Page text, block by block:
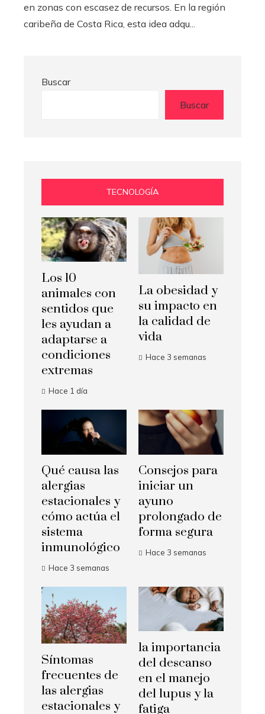
en zonas con escasez de recursos. En la región
caribeña de Costa Rica, esta idea adqu...
Buscar
Buscar
TECNOLOGÍA
Los 10
animales con
sentidos que
les ayudan a
adaptarse a
condiciones
extremas
Hace 1 día
La obesidad y
su impacto en
la calidad de
vida
Hace 3 semanas
Qué causa las
alergias
estacionales y
cómo actúa el
sistema
inmunológico
Hace 3 semanas
Consejos para
iniciar un
ayuno
prolongado de
forma segura
Hace 3 semanas
Síntomas
frecuentes de
las alergias
estacionales y
la importancia
del descanso
en el manejo
del lupus y la
fatiga